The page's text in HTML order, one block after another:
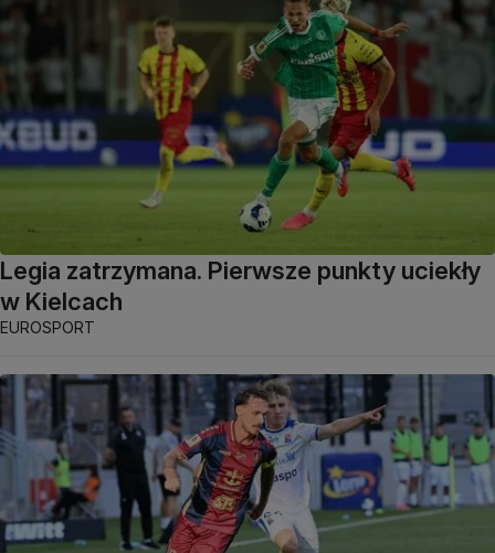
Legia zatrzymana. Pierwsze punkty uciekły
w Kielcach
EUROSPORT